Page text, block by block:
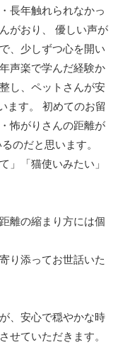
長年触れられなかっ
がおり、 優しい声が
、少しずつ心を開い
声楽で学んだ経験か
し、ペットさんが安
ます。 初めてのお留
怖がりさんの距離が
のだと思います。
」「猫使いみたい」
離の縮まり方には個
り添ってお世話いた
、安心で穏やかな時
せていただきます。